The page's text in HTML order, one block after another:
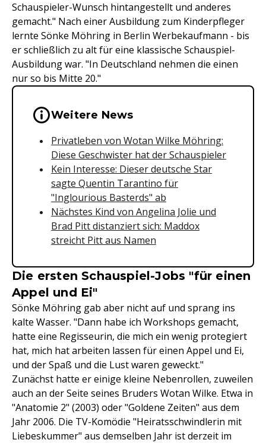
Schauspieler-Wunsch hintangestellt und anderes
gemacht." Nach einer Ausbildung zum Kinderpfleger
lernte Sönke Möhring in Berlin Werbekaufmann - bis
er schließlich zu alt für eine klassische Schauspiel-
Ausbildung war. "In Deutschland nehmen die einen
nur so bis Mitte 20."
Wichtige Hinweise &
Weitere News
Privatleben von Wotan Wilke Möhring:
Diese Geschwister hat der Schauspieler
Kein Interesse: Dieser deutsche Star
sagte Quentin Tarantino für
"Inglourious Basterds" ab
Nächstes Kind von Angelina Jolie und
Brad Pitt distanziert sich: Maddox
streicht Pitt aus Namen
Die ersten Schauspiel-Jobs "für einen
Appel und Ei"
Sönke Möhring gab aber nicht auf und sprang ins
kalte Wasser. "Dann habe ich Workshops gemacht,
hatte eine Regisseurin, die mich ein wenig protegiert
hat, mich hat arbeiten lassen für einen Appel und Ei,
und der Spaß und die Lust waren geweckt."
Zunächst hatte er einige kleine Nebenrollen, zuweilen
auch an der Seite seines Bruders Wotan Wilke. Etwa in
"Anatomie 2" (2003) oder "Goldene Zeiten" aus dem
Jahr 2006. Die TV-Komödie "Heiratsschwindlerin mit
Liebeskummer" aus demselben Jahr ist derzeit im